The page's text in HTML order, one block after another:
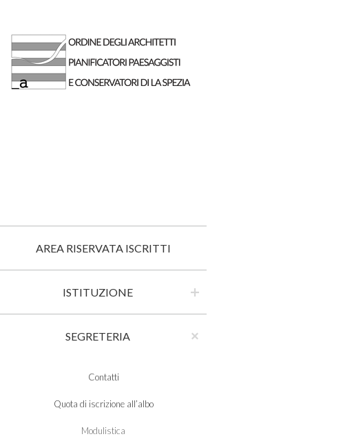
AREA RISERVATA ISCRITTI
ISTITUZIONE
SEGRETERIA
Contatti
Quota di iscrizione all’albo
Modulistica